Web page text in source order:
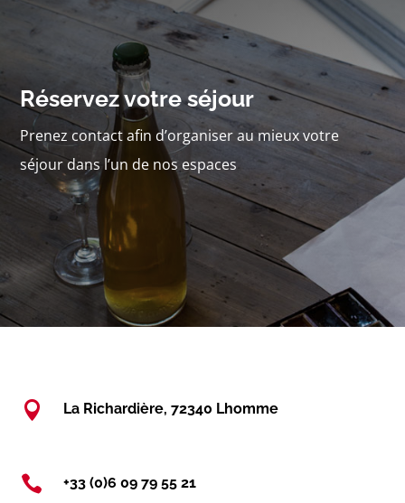
Réservez votre séjour
Prenez contact afin d’organiser au mieux votre
séjour dans l’un de nos espaces
 La Richardière, 72340 Lhomme
 +33 (0)6 09 79 55 21